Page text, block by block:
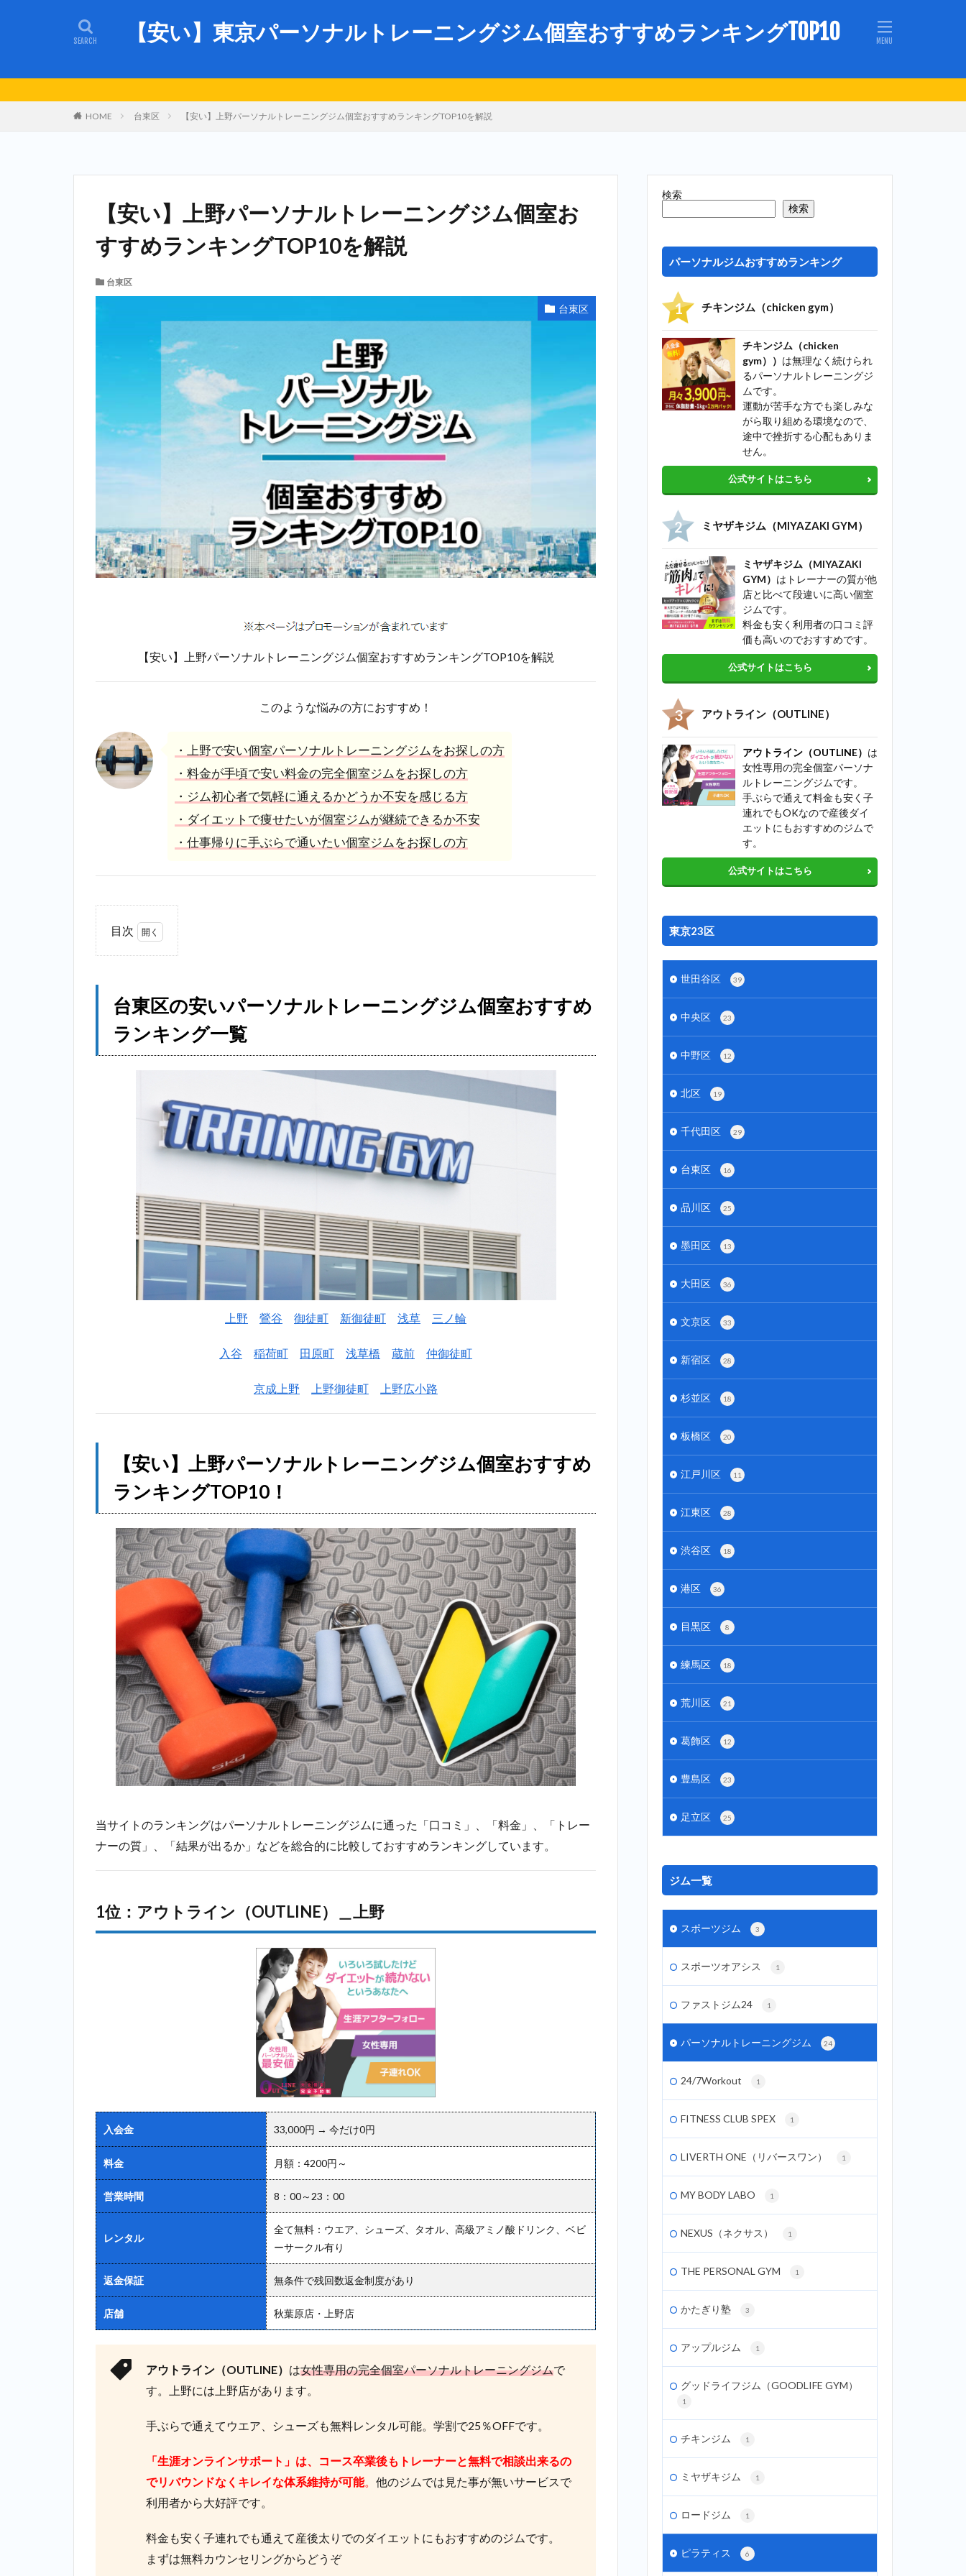
【安い】東京パーソナルトレーニングジム個室おすすめランキングTOP10
HOME 台東区 【安い】上野パーソナルトレーニングジム個室おすすめランキングTOP10を解説
【安い】上野パーソナルトレーニングジム個室お
すすめランキングTOP10を解説
台東区
台東区
【安い】上野パーソナルトレーニングジム個室おすすめランキングTOP10を解説
このような悩みの方におすすめ！
・上野で安い個室パーソナルトレーニングジムをお探しの方
・料金が手頃で安い料金の完全個室ジムをお探しの方
・ジム初心者で気軽に通えるかどうか不安を感じる方
・ダイエットで痩せたいが個室ジムが継続できるか不安
・仕事帰りに手ぶらで通いたい個室ジムをお探しの方
目次
区
の
安
い
パ
【安
い】上野
パーソナ
ム個室お
すすめラ
ンキング
TOP10！
1位：ア
ウトライン
（OUTLINE）
＿上野
2.2
2位：
エク
ササ
イズ
コー
チ＿
上野
位：リボ
ーンマイ
（Reborn
＿上野
2.4
4位：
ビヨンド
（BEYOND）
＿上野
2.7
クトプラ
（Body
impact
Planner）
＿上野
ジオコン
（studio
＿上野
9位：
プト（B
CONCEPT）
10
位：ボステ
台東区の安いパーソナルトレーニングジム個室おすすめ
ランキング一覧
上野 鶯谷 御徒町 新御徒町 浅草 三ノ輪
入谷 稲荷町 田原町 浅草橋 蔵前 仲御徒町
京成上野 上野御徒町 上野広小路
【安い】上野パーソナルトレーニングジム個室おすすめ
ランキングTOP10！
当サイトのランキングはパーソナルトレーニングジムに通った「口コミ」、「料金」、「トレー
ナーの質」、「結果が出るか」などを総合的に比較しておすすめランキングしています。
1位：アウトライン（OUTLINE）＿上野
入会金 33,000円 → 今だけ0円
料金 月額：4200円～
営業時間 8：00～23：00
レンタル
全て無料：ウエア、シューズ、タオル、高級アミノ酸ドリンク、ベビ
ーサークル有り
返金保証 無条件で残回数返金制度があり
店舗 秋葉原店・上野店
アウトライン（OUTLINE） は女性専用の完全個室パーソナルトレーニングジムで
す。上野には上野店があります。
手ぶらで通えてウエア、シューズも無料レンタル可能。学割で25％OFFです。
「生涯オンラインサポート」は、コース卒業後もトレーナーと無料で相談出来るの
でリバウンドなくキレイな体系維持が可能。 他のジムでは見た事が無いサービスで
利用者から大好評です。
料金も安く子連れでも通えて産後太りでのダイエットにもおすすめのジムです。
まずは無料カウンセリングからどうぞ
検索
検索
パーソナルジムおすすめランキング
チキンジム（chicken gym）
チキンジム（chicken
gym）） は無理なく続けられ
るパーソナルトレーニングジ
ムです。
運動が苦手な方でも楽しみな
がら取り組める環境なので、
途中で挫折する心配もありま
せん。
公式サイトはこちら
ミヤザキジム（MIYAZAKI GYM）
ミヤザキジム（MIYAZAKI
GYM） はトレーナーの質が他
店と比べて段違いに高い個室
ジムです。
料金も安く利用者の口コミ評
価も高いのでおすすめです。
公式サイトはこちら
アウトライン（OUTLINE）
アウトライン（OUTLINE） は
女性専用の完全個室パーソナ
ルトレーニングジムです。
手ぶらで通えて料金も安く子
連れでもOKなので産後ダイ
エットにもおすすめのジムで
す。
公式サイトはこちら
東京23区
世田谷区 39
中央区 23
中野区 12
北区 19
千代田区 29
台東区 16
品川区 25
墨田区 13
大田区 36
文京区 33
新宿区 28
杉並区 18
板橋区 20
江戸川区 11
江東区 28
渋谷区 18
港区 36
目黒区 8
練馬区 18
荒川区 21
葛飾区 12
豊島区 23
足立区 25
ジム一覧
スポーツジム 3
スポーツオアシス 1
ファストジム24 1
パーソナルトレーニングジム 24
24/7Workout 1
FITNESS CLUB SPEX 1
LIVERTH ONE（リバースワン） 1
MY BODY LABO 1
NEXUS（ネクサス） 1
THE PERSONAL GYM 1
かたぎり塾 3
アップルジム 1
グッドライフジム（GOODLIFE GYM）
1
チキンジム 1
ミヤザキジム 1
ロードジム 1
ピラティス 6